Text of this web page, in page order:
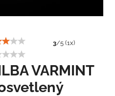
3/5 (1x)
VARMINT